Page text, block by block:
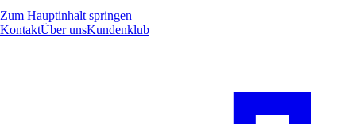
Zum Hauptinhalt springen
KontaktÜber unsKundenklub